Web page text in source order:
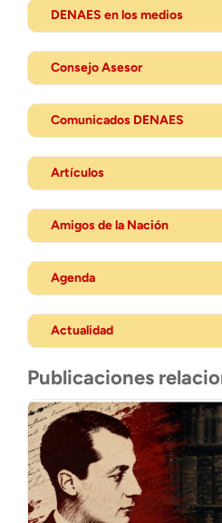
DENAES en los medios
Consejo Asesor
Comunicados DENAES
Artículos
Amigos de la Nación
Agenda
Actualidad
Publicaciones